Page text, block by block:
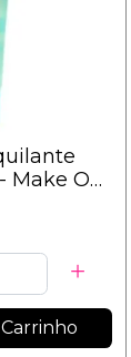
Make Out